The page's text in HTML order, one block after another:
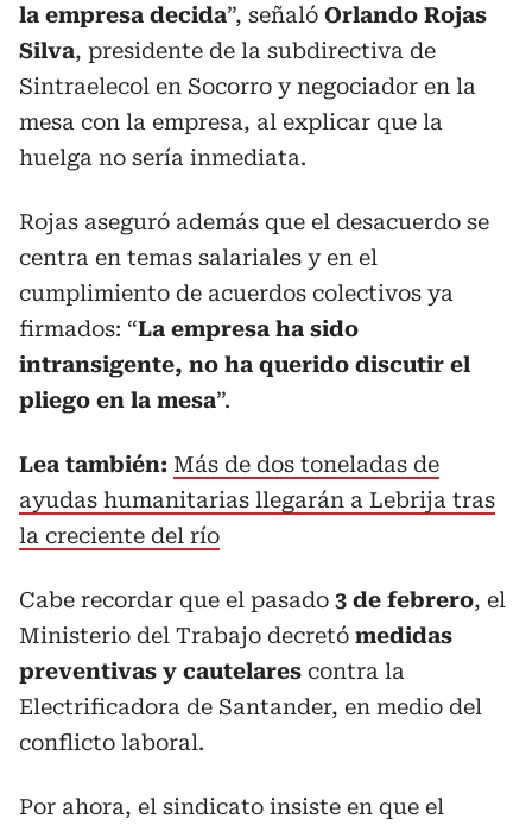
la empresa decida”, señaló Orlando Rojas
Silva, presidente de la subdirectiva de
Sintraelecol en Socorro y negociador en la
mesa con la empresa, al explicar que la
huelga no sería inmediata.
Rojas aseguró además que el desacuerdo se
centra en temas salariales y en el
cumplimiento de acuerdos colectivos ya
firmados: “La empresa ha sido
intransigente, no ha querido discutir el
pliego en la mesa”.
Lea también: Más de dos toneladas de
ayudas humanitarias llegarán a Lebrija tras
la creciente del río
Cabe recordar que el pasado 3 de febrero, el
Ministerio del Trabajo decretó medidas
preventivas y cautelares contra la
Electrificadora de Santander, en medio del
conflicto laboral.
Por ahora, el sindicato insiste en que el